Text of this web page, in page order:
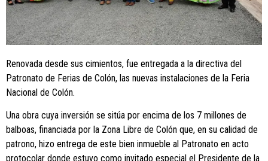
Renovada desde sus cimientos, fue entregada a la directiva del
Patronato de Ferias de Colón, las nuevas instalaciones de la Feria
Nacional de Colón.
Una obra cuya inversión se sitúa por encima de los 7 millones de
balboas, financiada por la Zona Libre de Colón que, en su calidad de
patrono, hizo entrega de este bien inmueble al Patronato en acto
protocolar donde estuvo como invitado especial el Presidente de la